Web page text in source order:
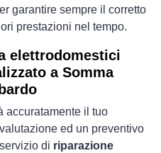
garantire sempre il corretto
prestazioni nel tempo.
elettrodomestici
a Somma
accuratamente il tuo
ed un preventivo
di riparazione